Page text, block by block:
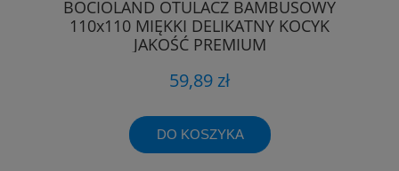
BOCIOLAND OTULACZ BAMBUSOWY
110x110 MIĘKKI DELIKATNY KOCYK
JAKOŚĆ PREMIUM
59,89 zł
DO KOSZYKA